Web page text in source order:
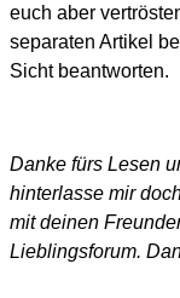
euch aber
separaten Artikel
Sicht beantworten.
Danke fürs Lesen
hinterlasse mir
mit deinen
Lieblingsforum.